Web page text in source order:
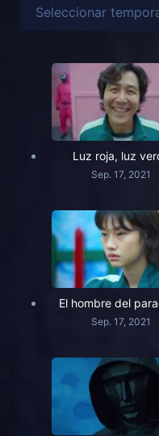
Seleccionar
Luz roja, luz
Sep. 17, 2021
El hombre del
Sep. 17, 2021